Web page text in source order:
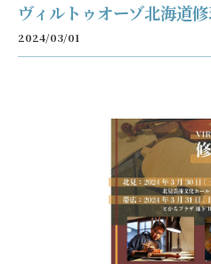
ヴィルトゥオーゾ北海道修
2024/03/01